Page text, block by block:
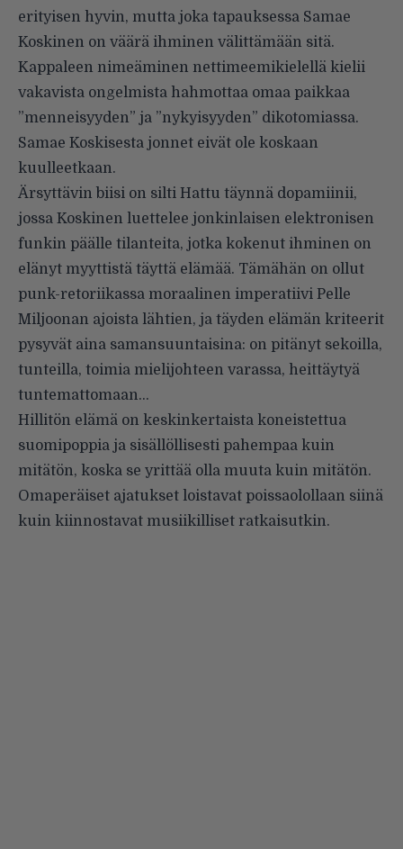
erityisen hyvin, mutta joka tapauksessa Samae
Koskinen on väärä ihminen välittämään sitä.
Kappaleen nimeäminen nettimeemikielellä kielii
vakavista ongelmista hahmottaa omaa paikkaa
”menneisyyden” ja ”nykyisyyden” dikotomiassa.
Samae Koskisesta jonnet eivät ole koskaan
kuulleetkaan.
Ärsyttävin biisi on silti Hattu täynnä dopamiinii,
jossa Koskinen luettelee jonkinlaisen elektronisen
funkin päälle tilanteita, jotka kokenut ihminen on
elänyt myyttistä täyttä elämää. Tämähän on ollut
punk-retoriikassa moraalinen imperatiivi Pelle
Miljoonan ajoista lähtien, ja täyden elämän kriteerit
pysyvät aina samansuuntaisina: on pitänyt sekoilla,
tunteilla, toimia mielijohteen varassa, heittäytyä
tuntemattomaan…
Hillitön elämä on keskinkertaista koneistettua
suomipoppia ja sisällöllisesti pahempaa kuin
mitätön, koska se yrittää olla muuta kuin mitätön.
Omaperäiset ajatukset loistavat poissaolollaan siinä
kuin kiinnostavat musiikilliset ratkaisutkin.